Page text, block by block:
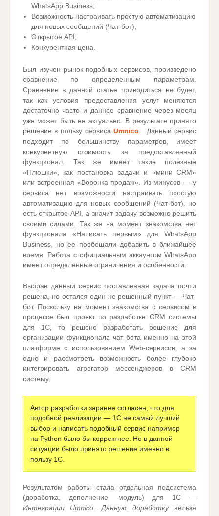
WhatsApp Business;
Возможность настраивать простую автоматизацию
для новых сообщений (Чат-бот);
Открытое API;
Конкурентная цена.
Был изучен рынок подобных сервисов, произведено
сравнение по определенным параметрам.
Сравнение в данной статье приводиться не будет,
так как условия предоставления услуг меняются
достаточно часто и данное сравнение через месяц
уже может быть не актуально. В результате принято
решение в пользу сервисаUmnico . Данный сервис
подходит по большинству параметров, имеет
конкурентную стоимость за предоставленный
функционал. Так же имеет такие полезные
«Плюшки», как постановка задачи и «мини CRM»
или встроенная «Воронка продаж». Из минусов — у
сервиса нет возможности настраивать простую
автоматизацию для новых сообщений (Чат-бот), но
есть открытое API, а значит задачу возможно решить
своими силами. Так же на момент знакомства нет
функционала «Написать первым» для WhatsApp
Business, но ее пообещали добавить в ближайшее
время. Работа с официальным аккаунтом WhatsApp
имеет определенные ограничения и особенности.
Выбрав данный сервис поставленная задача почти
решена, но остался один не решенный пункт — Чат-
бот. Поскольку на момент знакомства с сервисом в
процессе был проект по разработке CRM системы
для 1С, то решено разработать решение для
организации функционала чат бота именно на этой
платформе с использованием Web-сервисов, а за
одно и рассмотреть возможность более глубоко
интегрировать агрегатор мессенджеров в CRM
систему.
Автор разработки заранее согласен, что для
подобной реализации — 1С не самый лучший
выбор и написать подобный сервис например
на Python было бы корректнее. Но в данной
ситуации было принято решение именно в
пользу 1С.
Результатом работы стала отдельная подсистема
(доработка, дополнение, модуль) для 1С —
Интеграции Umnico. Данную доработкунельзя